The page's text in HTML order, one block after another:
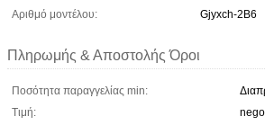
Αριθμό μοντέλου:
Gjyxch-2B6
Πληρωμής & Αποστολής Όροι
Ποσότητα παραγγελίας min:
Τιμή: